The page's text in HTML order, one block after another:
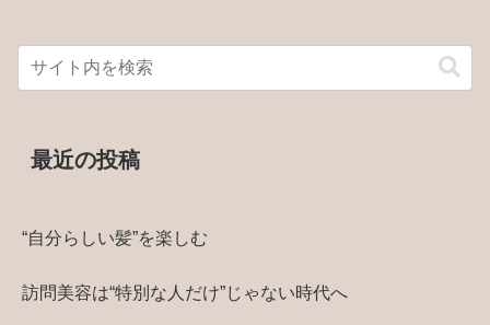
最近の投稿
“自分らしい髪”を楽しむ
訪問美容は“特別な人だけ”じゃない時代へ